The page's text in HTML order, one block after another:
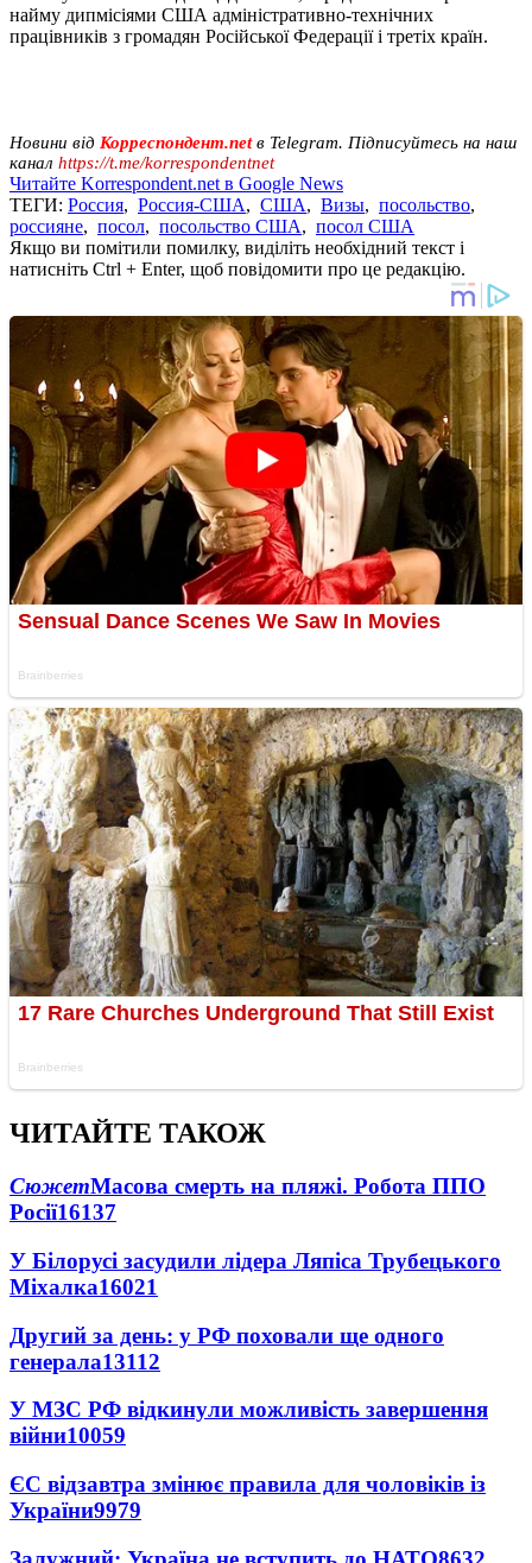
найму дипмісіями США адміністративно-технічних
працівників з громадян Російської Федерації і третіх країн.
Новини від Корреспондент.netв Telegram. Підписуйтесь на наш
канал https://t.me/korrespondentnet
Читайте Korrespondent.net в Google News
ТЕГИ: Россия, Россия-США, США, Визы, посольство,
россияне, посол, посольство США, посол США
Якщо ви помітили помилку, виділіть необхідний текст і
натисніть Ctrl + Enter, щоб повідомити про це редакцію.
ЧИТАЙТЕ ТАКОЖ
СюжетМасова смерть на пляжі. Робота ППО
Росії16137
У Білорусі засудили лідера Ляпіса Трубецького
Міхалка16021
Другий за день: у РФ поховали ще одного
генерала13112
У МЗС РФ відкинули можливість завершення
війни10059
ЄС відзавтра змінює правила для чоловіків із
України9979